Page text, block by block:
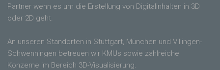
Partner wenn es um die Erstellung von Digitalinhalten in 3D
oder 2D geht.
An unseren Standorten in Stuttgart, München und Villingen-
Schwenningen betreuen wir KMUs sowie zahlreiche
Konzerne im Bereich 3D-Visualisierung.